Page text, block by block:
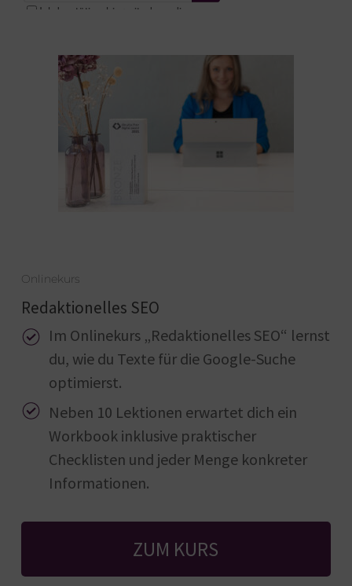
Onlinekurs
Redaktionelles SEO
Im Onlinekurs „Redaktionelles SEO“ lernst
du, wie du Texte für die Google-Suche
optimierst.
Neben 10 Lektionen erwartet dich ein
Workbook inklusive praktischer
Checklisten und jeder Menge konkreter
Informationen.
ZUM KURS